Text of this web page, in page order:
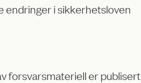
i sikkerhetsloven
forsvarsmateriell er publisert